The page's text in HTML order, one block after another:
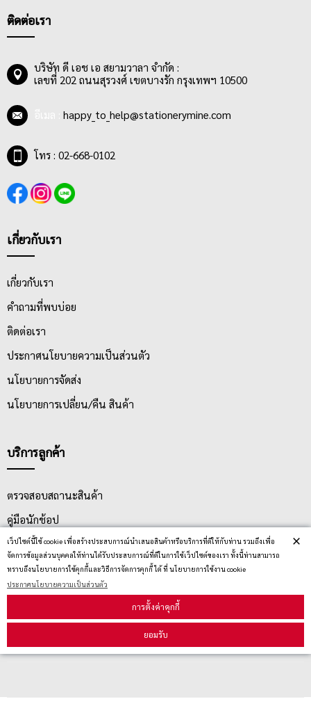
เว็ปไซต์นี้ใช้ cookie เพื่อสร้างประสบการณ์นำเสนอสินค้าหรือบริการที่ดีให้กับท่าน รวมถึงเพื่อ
จัดการข้อมูลส่วนบุคคลให้ท่านได้รับประสบการณ์ที่ดีในการใช้เว็ปไซต์ของเรา ทั้งนี้ท่านสามารถ
ทราบถึงนโยบายการใช้คุกกี้และวิธีการจัดการคุกกี้ ได้ ที่ นโยบายการใช้งาน cookie
ประกาศนโยบายความเป็นส่วนตัว
การตั้งค่าคุกกี้
ยอมรับ
×
ที่ปากกาไวท์บอร์ดเป็นปากกาที่ใช้เขียนบนกระดานไวท์บอร์ดสีขาว
ติดต่อเรา
บริษัท ดี เอช เอ สยามวาลา จำกัด :
เลขที่ 202 ถนนสุรวงศ์ เขตบางรัก กรุงเทพฯ 10500
happy_to_help@stationerymine.com
โทร : 02-668-0102
เกี่ยวกับเรา
เกี่ยวกับเรา
คำถามที่พบบ่อย
ติดต่อเรา
ประกาศนโยบายความเป็นส่วนตัว
นโยบายการจัดส่ง
นโยบายการเปลี่ยน/คืน สินค้า
บริการลูกค้า
ตรวจสอบสถานะสินค้า
คู่มือนักช้อป
วิธีลบคุกกี้
สมัครรับข่าวสาร
รับข่าวสาร